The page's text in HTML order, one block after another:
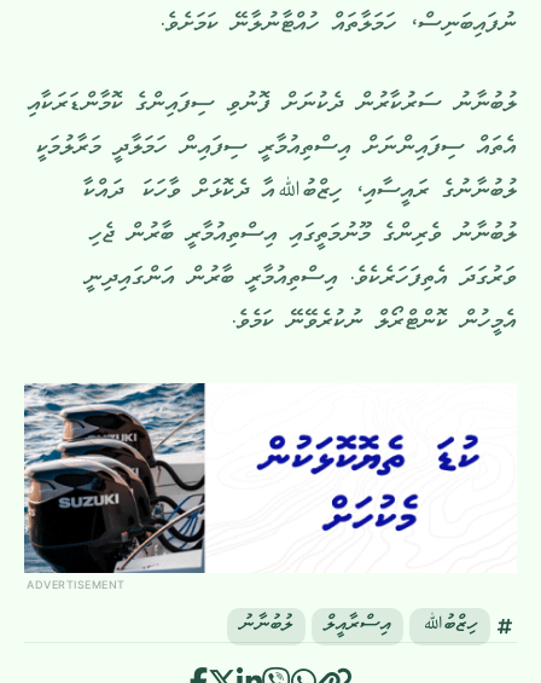
ނުފައިބަނިސް، ހަމަލާތައް ހުއްޓާނުލާނޭ ކަމަށެވެ.
ލުބުނާނު ސަރުކާރުން ދެކުނަށް ފޮނުވި ސިފައިންގެ ކޮމާންޑަރަކާއި
އެތައް ސިފައިންނަށް އިސްތިއުމާރީ ސިފައިން ހަމަލާދީ މަރާލުމަކީ
ލުބުނާނުގެ ރައީސާއި، ހިޒްބުﷲއާ ދެކޮޅަށް ވާހަކަ ދައްކާ
ލުބުނާނު ވެރިންގެ މޫނުމަތީގައި އިސްތިއުމާރީ ބާރުން ޖެހި
ވަރުގަދަ އެތިފަހަރެކެވެ. އިސްތިއުމާރީ ބާރުން އަންގައިދިނީ
އެމީހުން ކޮންޓްރޯލް ނުކުރެވޭނޭ ކަމެވެ.
ADVERTISEMENT
ހިޒްބުﷲ އިސްރާއީލް ލުބުނާނު